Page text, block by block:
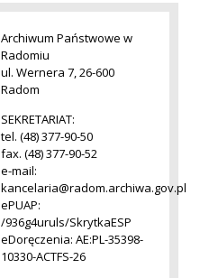
Archiwum Państwowe w
Radomiu
ul. Wernera 7, 26-600
Radom
SEKRETARIAT:
tel. (48) 377-90-50
fax. (48) 377-90-52
e-mail:
kancelaria@radom.archiwa.gov.pl
ePUAP:
/936g4uruls/SkrytkaESP
eDoręczenia: AE:PL-35398-
10330-ACTFS-26